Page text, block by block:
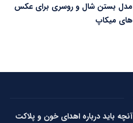
مدل بستن شال و روسری برای عکس
های میکاپ
آنچه باید درباره اهدای خون و پلاکت